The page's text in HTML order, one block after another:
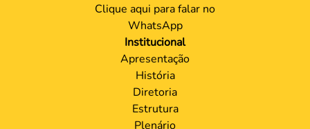
Clique aqui para falar no
WhatsApp
Institucional
Apresentação
História
Diretoria
Estrutura
Plenário